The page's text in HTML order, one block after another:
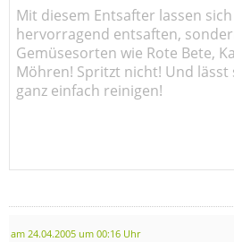
Mit diesem Entsafter lassen
hervorragend entsaften,
Gemüsesorten wie Rote Bete,
Möhren! Spritzt nicht! Und lässt
ganz einfach reinigen!
am 24.04.2005 um 00:16 Uhr